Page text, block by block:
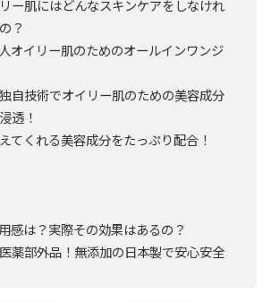
ー肌にはどんなスキンケアをしなけれ
？
オイリー肌のためのオールインワンジ
自技術でオイリー肌のための美容成分
透！
てくれる美容成分をたっぷり配合！
感は？実際その効果はあるの？
薬部外品！無添加の日本製で安心安全